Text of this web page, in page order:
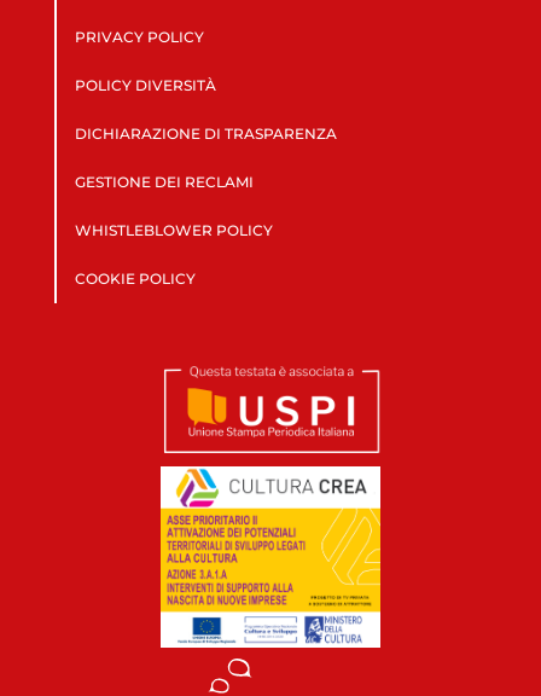
PRIVACY POLICY
POLICY DIVERSITÀ
DICHIARAZIONE DI TRASPARENZA
GESTIONE DEI RECLAMI
WHISTLEBLOWER POLICY
COOKIE POLICY